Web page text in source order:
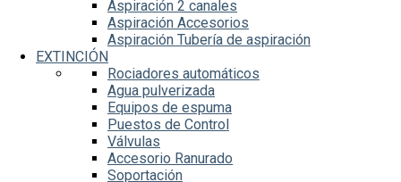
Aspiración 2 canales
Aspiración Accesorios
Aspiración Tubería de aspiración
EXTINCIÓN
Rociadores automáticos
Agua pulverizada
Equipos de espuma
Puestos de Control
Válvulas
Accesorio Ranurado
Soportación